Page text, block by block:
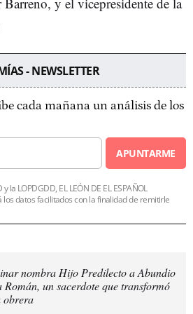
- NEWSLETTER
cada mañana un análisis de los
APUNTARME
la LOPDGDD, EL LEÓN DE EL ESPAÑOL
los datos facilitados con la finalidad de remitirle
nombra Hijo Predilecto a Abundio
Román, un sacerdote que transformó
obrera